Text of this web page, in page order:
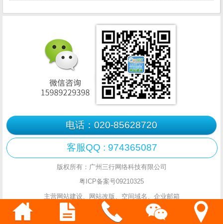
电话：020-85628720
客服QQ : 974365087
版权所有：广州三行网络科技有限公司
粤ICP备案号09210325
主营网站建设、网站改版、空间域名、企业邮箱